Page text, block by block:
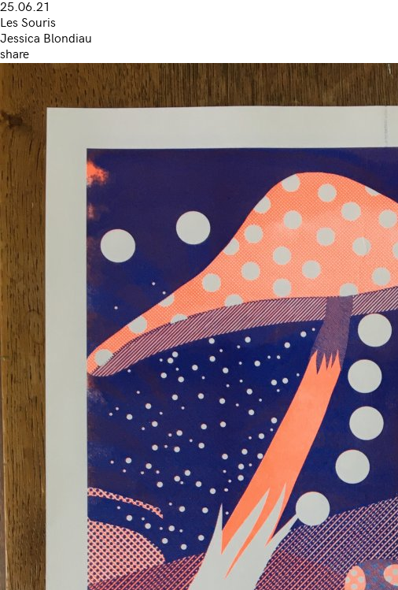
25.06.21
Les Souris
Jessica Blondiau
share